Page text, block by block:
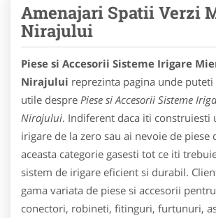
Amenajari Spatii Verzi
Nirajului
Piese si Accesorii Sisteme Irigare
Nirajului reprezinta pagina unde
utile despre Piese si Accesorii Sisteme
Nirajului. Indiferent daca iti construiesti
irigare de la zero sau ai nevoie de piese
aceasta categorie gasesti tot ce iti
sistem de irigare eficient si durabil.
gama variata de piese si accesorii
conectori, robineti, fitinguri, furtunuri,